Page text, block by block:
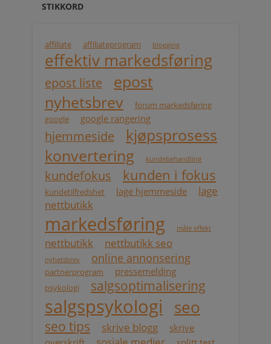
STIKKORD
affiliate affiliateprogram blogging
effektiv markedsføring
epost liste
epost
nyhetsbrev
forum markedsføring
google
google rangering
hjemmeside
kjøpsprosess
konvertering
kundebehandling
kundefokus kunden i fokus
kundetilfredshet lage hjemmeside
lage
nettbutikk
markedsføring måle effekt
nettbutikk nettbutikk seo
nyhetsbrev online annonsering
partnerprogram pressemelding
psykologi salgsoptimalisering
salgspsykologi seo
seo tips skrive blogg
skrive